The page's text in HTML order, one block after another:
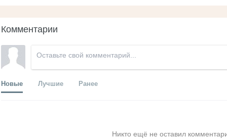
Комментарии
Новые Лучшие Ранее
Никто ещё не оставил